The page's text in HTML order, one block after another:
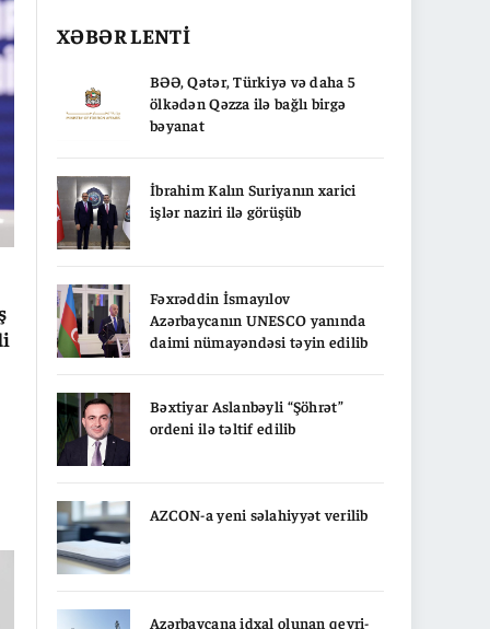
XƏBƏR LENTİ
BƏƏ, Qətər, Türkiyə və daha 5
ölkədən Qəzza ilə bağlı birgə
bəyanat
İbrahim Kalın Suriyanın xarici
işlər naziri ilə görüşüb
Fəxrəddin İsmayılov
Azərbaycanın UNESCO yanında
daimi nümayəndəsi təyin edilib
Bəxtiyar Aslanbəyli “Şöhrət”
ordeni ilə təltif edilib
AZCON-a yeni səlahiyyət verilib
Azərbaycana idxal olunan qeyri-